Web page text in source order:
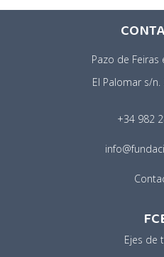
Pazo de Feiras
El Palomar s/n.
+34 982
Ejes de